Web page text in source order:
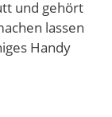
und gehört
lassen
Handy